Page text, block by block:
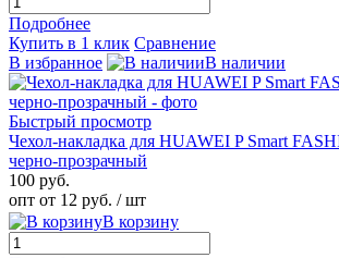
Подробнее
Купить в 1 клик Сравнение
В избранное
В наличии
Быстрый просмотр
Чехол-накладка для HUAWEI P Smart
черно-прозрачный
100 руб.
опт от 12 руб. / шт
В корзину